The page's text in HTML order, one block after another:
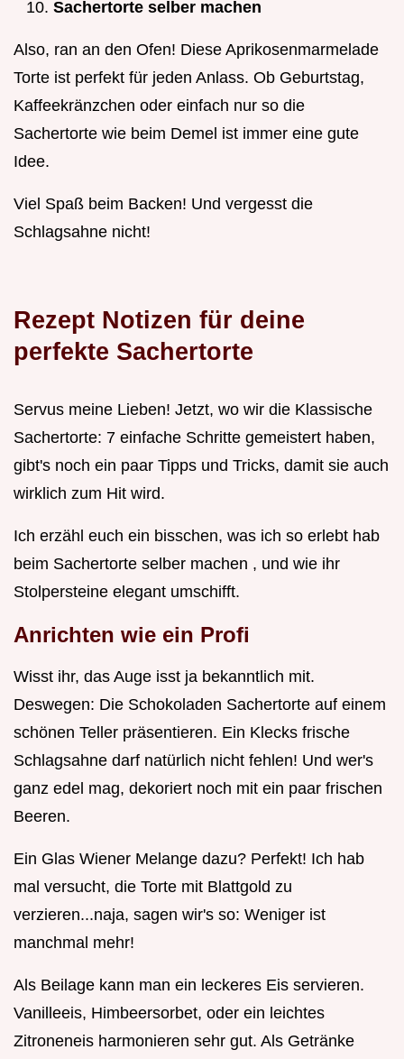
Sachertorte selber machen
Also, ran an den Ofen! Diese Aprikosenmarmelade
Torte ist perfekt für jeden Anlass. Ob Geburtstag,
Kaffeekränzchen oder einfach nur so die
Sachertorte wie beim Demel ist immer eine gute
Idee.
Viel Spaß beim Backen! Und vergesst die
Schlagsahne nicht!
Rezept Notizen für deine
perfekte Sachertorte
Servus meine Lieben! Jetzt, wo wir die Klassische
Sachertorte: 7 einfache Schritte gemeistert haben,
gibt's noch ein paar Tipps und Tricks, damit sie auch
wirklich zum Hit wird.
Ich erzähl euch ein bisschen, was ich so erlebt hab
beim Sachertorte selber machen , und wie ihr
Stolpersteine elegant umschifft.
Anrichten wie ein Profi
Wisst ihr, das Auge isst ja bekanntlich mit.
Deswegen: Die Schokoladen Sachertorte auf einem
schönen Teller präsentieren. Ein Klecks frische
Schlagsahne darf natürlich nicht fehlen! Und wer's
ganz edel mag, dekoriert noch mit ein paar frischen
Beeren.
Ein Glas Wiener Melange dazu? Perfekt! Ich hab
mal versucht, die Torte mit Blattgold zu
verzieren...naja, sagen wir's so: Weniger ist
manchmal mehr!
Als Beilage kann man ein leckeres Eis servieren.
Vanilleeis, Himbeersorbet, oder ein leichtes
Zitroneneis harmonieren sehr gut. Als Getränke